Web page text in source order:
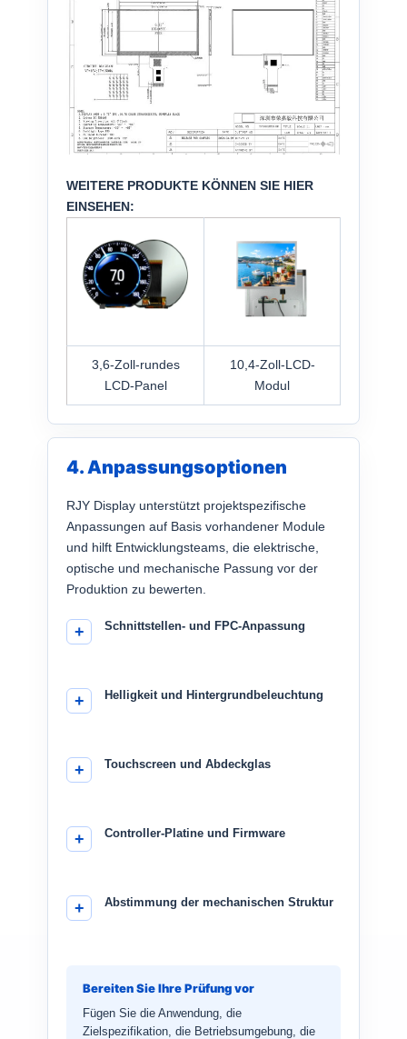
WEITERE PRODUKTE KÖNNEN SIE HIER
EINSEHEN:
3,6-Zoll-rundes
LCD-Panel
10,4-Zoll-LCD-
Modul
4. Anpassungsoptionen
RJY Display unterstützt projektspezifische
Anpassungen auf Basis vorhandener Module
und hilft Entwicklungsteams, die elektrische,
optische und mechanische Passung vor der
Produktion zu bewerten.
Schnittstellen- und FPC-Anpassung
Helligkeit und Hintergrundbeleuchtung
Touchscreen und Abdeckglas
Controller-Platine und Firmware
Abstimmung der mechanischen Struktur
Bereiten Sie Ihre Prüfung vor
Fügen Sie die Anwendung, die
Zielspezifikation, die Betriebsumgebung, die